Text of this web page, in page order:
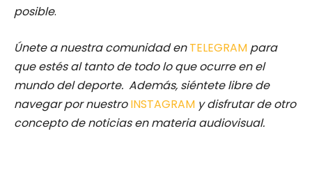
posible.
Únete a nuestra comunidad enTELEGRAM para
que estés al tanto de todo lo que ocurre en el
mundo del deporte. Además, siéntete libre de
navegar por nuestro INSTAGRAM y disfrutar de otro
concepto de noticias en materia audiovisual.